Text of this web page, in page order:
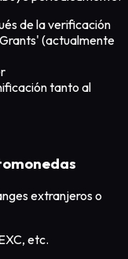
de la verificación
(actualmente
tanto al
extranjeros o
etc.